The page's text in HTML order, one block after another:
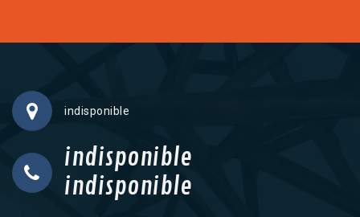
indisponible
indisponible
indisponible